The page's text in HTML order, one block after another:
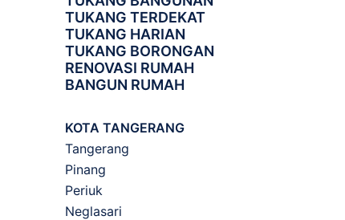
TUKANG TERDEKAT
TUKANG HARIAN
TUKANG BORONGAN
RENOVASI RUMAH
BANGUN RUMAH
KOTA TANGERANG
Tangerang
Pinang
Periuk
Neglasari